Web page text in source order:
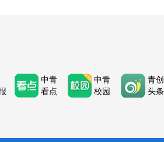
中青
看点
中青
校园
青创
头条